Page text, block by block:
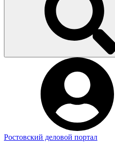
Ростовский деловой портал